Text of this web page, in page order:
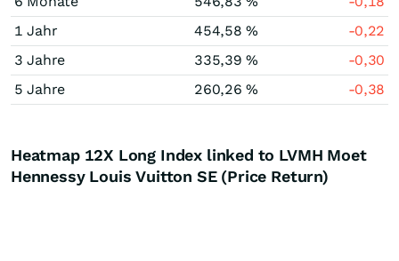
1 Jahr
454,58 %
-0,22
3 Jahre
335,39 %
-0,30
5 Jahre
260,26 % -0,38
Heatmap 12X Long Index linked to LVMH Moet
Hennessy Louis Vuitton SE (Price Return)